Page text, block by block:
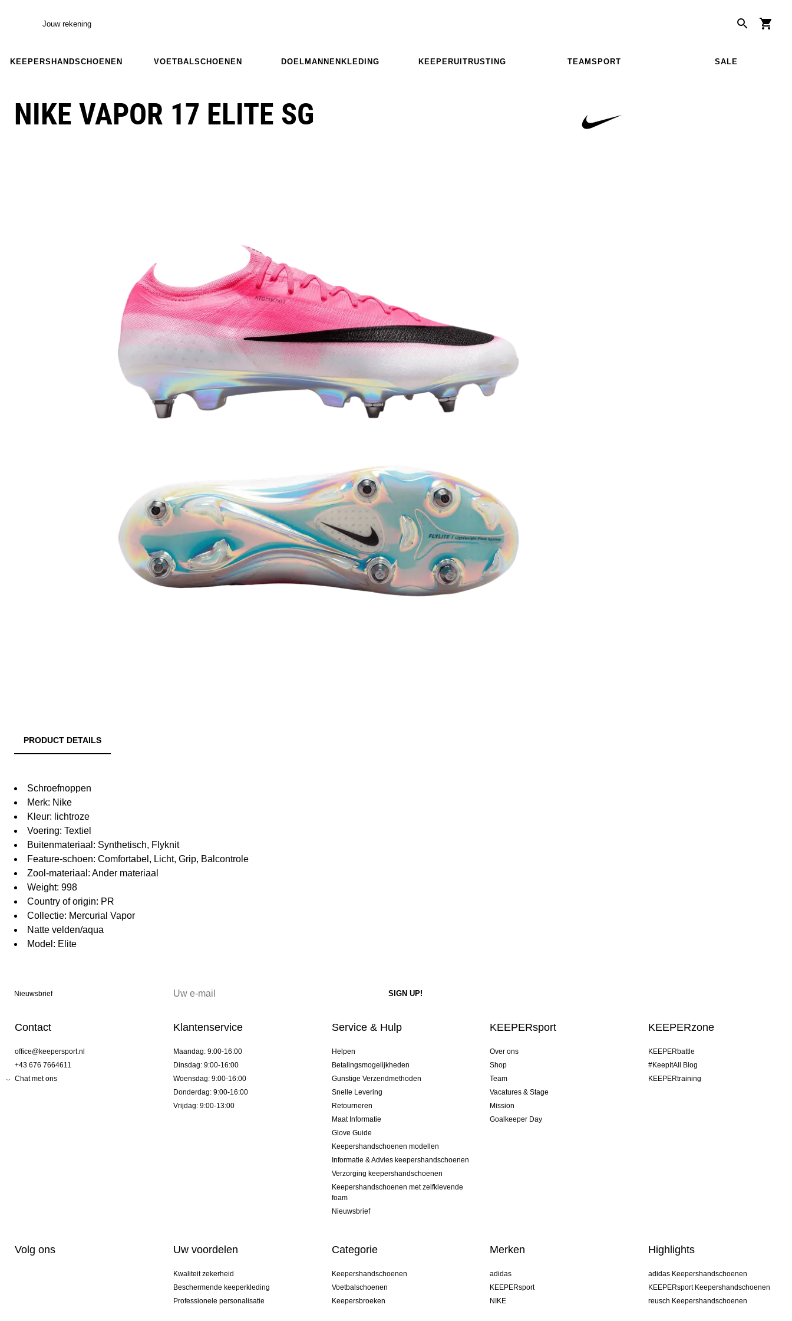
Jouw rekening
KEEPERSHANDSCHOENEN VOETBALSCHOENEN DOELMANNENKLEDING KEEPERUITRUSTING TEAMSPORT SALE
NIKE VAPOR 17 ELITE SG
PRODUCT DETAILS
Schroefnoppen
Merk: Nike
Kleur: lichtroze
Voering: Textiel
Buitenmateriaal: Synthetisch, Flyknit
Feature-schoen: Comfortabel, Licht, Grip, Balcontrole
Zool-materiaal: Ander materiaal
Weight: 998
Country of origin: PR
Collectie: Mercurial Vapor
Natte velden/aqua
Model: Elite
Nieuwsbrief
Contact
office@keepersport.nl
+43 676 7664611
Chat met ons
Klantenservice
Maandag: 9:00-16:00
Dinsdag: 9:00-16:00
Woensdag: 9:00-16:00
Donderdag: 9:00-16:00
Vrijdag: 9:00-13:00
Service & Hulp
Helpen
Betalingsmogelijkheden
Gunstige Verzendmethoden
Snelle Levering
Retourneren
Maat Informatie
Glove Guide
Keepershandschoenen modellen
Informatie & Advies keepershandschoenen
Verzorging keepershandschoenen
Keepershandschoenen met zelfklevende
foam
Nieuwsbrief
KEEPERsport
Over ons
Shop
Team
Vacatures & Stage
Mission
Goalkeeper Day
KEEPERzone
KEEPERbattle
#KeepItAll Blog
KEEPERtraining
Volg ons Uw voordelen
Kwaliteit zekerheid
Beschermende keeperkleding
Professionele personalisatie
Categorie
Keepershandschoenen
Voetbalschoenen
Keepersbroeken
Merken
adidas
KEEPERsport
NIKE
Highlights
adidas Keepershandschoenen
KEEPERsport Keepershandschoenen
reusch Keepershandschoenen